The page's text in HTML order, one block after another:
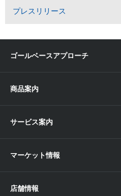
プレスリリース
ゴールベースアプローチ
αポート
商品案内
欧米株
サービス案内
取引ツール
マーケット情報
店舗情報